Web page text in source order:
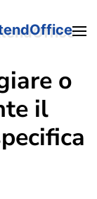
o
il